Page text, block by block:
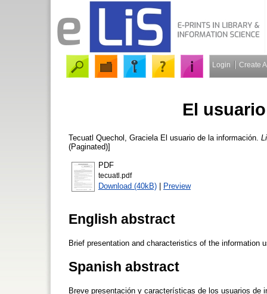
Login Create
El
Tecuatl Quechol, Graciela El usuario de la información.
(Paginated)]
PDF
tecuatl.pdf
Download (40kB) | Preview
English abstract
Brief presentation and characteristics of the information
Spanish abstract
Breve presentación y características de los usuarios